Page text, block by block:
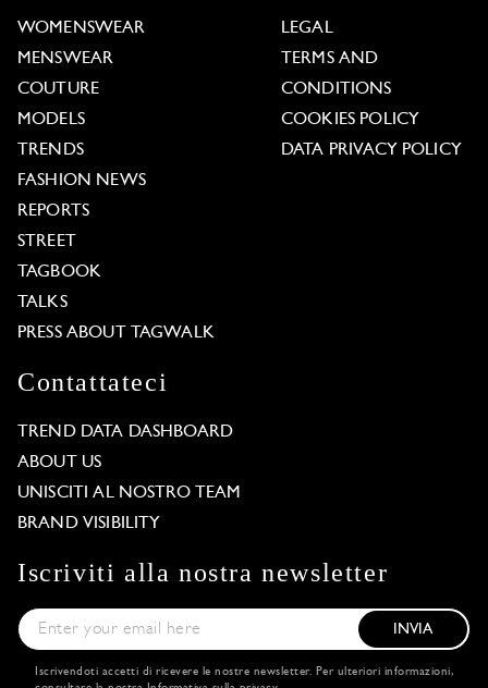
WOMENSWEAR
MENSWEAR
COUTURE
MODELS
TRENDS
FASHION NEWS
REPORTS
STREET
TAGBOOK
TALKS
PRESS ABOUT TAGWALK
LEGAL
TERMS AND
CONDITIONS
COOKIES POLICY
DATA PRIVACY POLICY
Contattateci
TREND DATA DASHBOARD
ABOUT US
UNISCITI AL NOSTRO TEAM
BRAND VISIBILITY
Iscriviti alla nostra newsletter
INVIA
Iscrivendoti accetti di ricevere le nostre newsletter. Per ulteriori informazioni,